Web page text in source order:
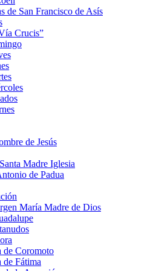
de San Francisco de Asís
Crucis”
de Jesús
Madre Iglesia
de Padua
María Madre de Dios
de Coromoto
de Fátima